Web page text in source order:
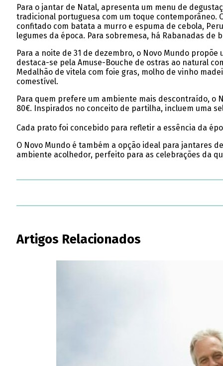
Para o jantar de Natal, apresenta um menu de
tradicional portuguesa com um toque contemporâneo.
confitado com batata a murro e espuma de cebola,
legumes da época. Para sobremesa, há Rabanadas
Para a noite de 31 de dezembro, o Novo Mundo
destaca-se pela Amuse-Bouche de ostras ao natural
Medalhão de vitela com foie gras, molho de vinho
comestível.
Para quem prefere um ambiente mais descontraído, o
80€. Inspirados no conceito de partilha, incluem uma
Cada prato foi concebido para refletir a essência da
O Novo Mundo é também a opção ideal para jantares
ambiente acolhedor, perfeito para as celebrações da
Artigos Relacionados